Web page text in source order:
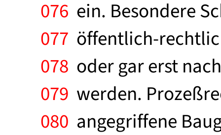
076 ein. Besondere
077 öffentlich-
078 oder gar erst
079 werden.
080 angegriffene